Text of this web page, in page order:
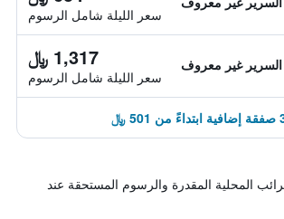
سعر الليلة شامل الرسوم
السرير غير معروف 1,317 ﷼
سعر الليلة شامل الرسوم
501 ﷼
المحلية المقدرة والرسوم المستحقة عند